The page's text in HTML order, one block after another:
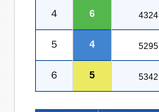
４ 6 4324
５ 4 5295
６ 5 5342